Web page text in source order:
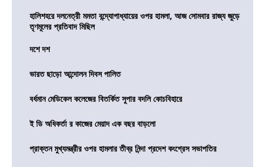
হালিশহরে দলনেত্রী মমতা বন্দ্যোপাধ্যায়ের ওপর হামলা, আজ সোমবার রাজ্য জুড়ে
তৃণমূলের প্রতিবাদ মিছিল
দশে দশ
ভারত ছাড়ো আন্দোলন দিবস পালিত
বর্ধমান মেডিকেল কলেজের বিতর্কিত সুপার বদলি কোচবিহারে
ই ডি অধিকর্তা র কাজের মেয়াদ এক বছর বাড়লো
প্রাক্তন মুখ্যমন্ত্রীর ওপর হামলার তীব্র নিন্দা প্রদেশ কংগ্রেস সভাপতির